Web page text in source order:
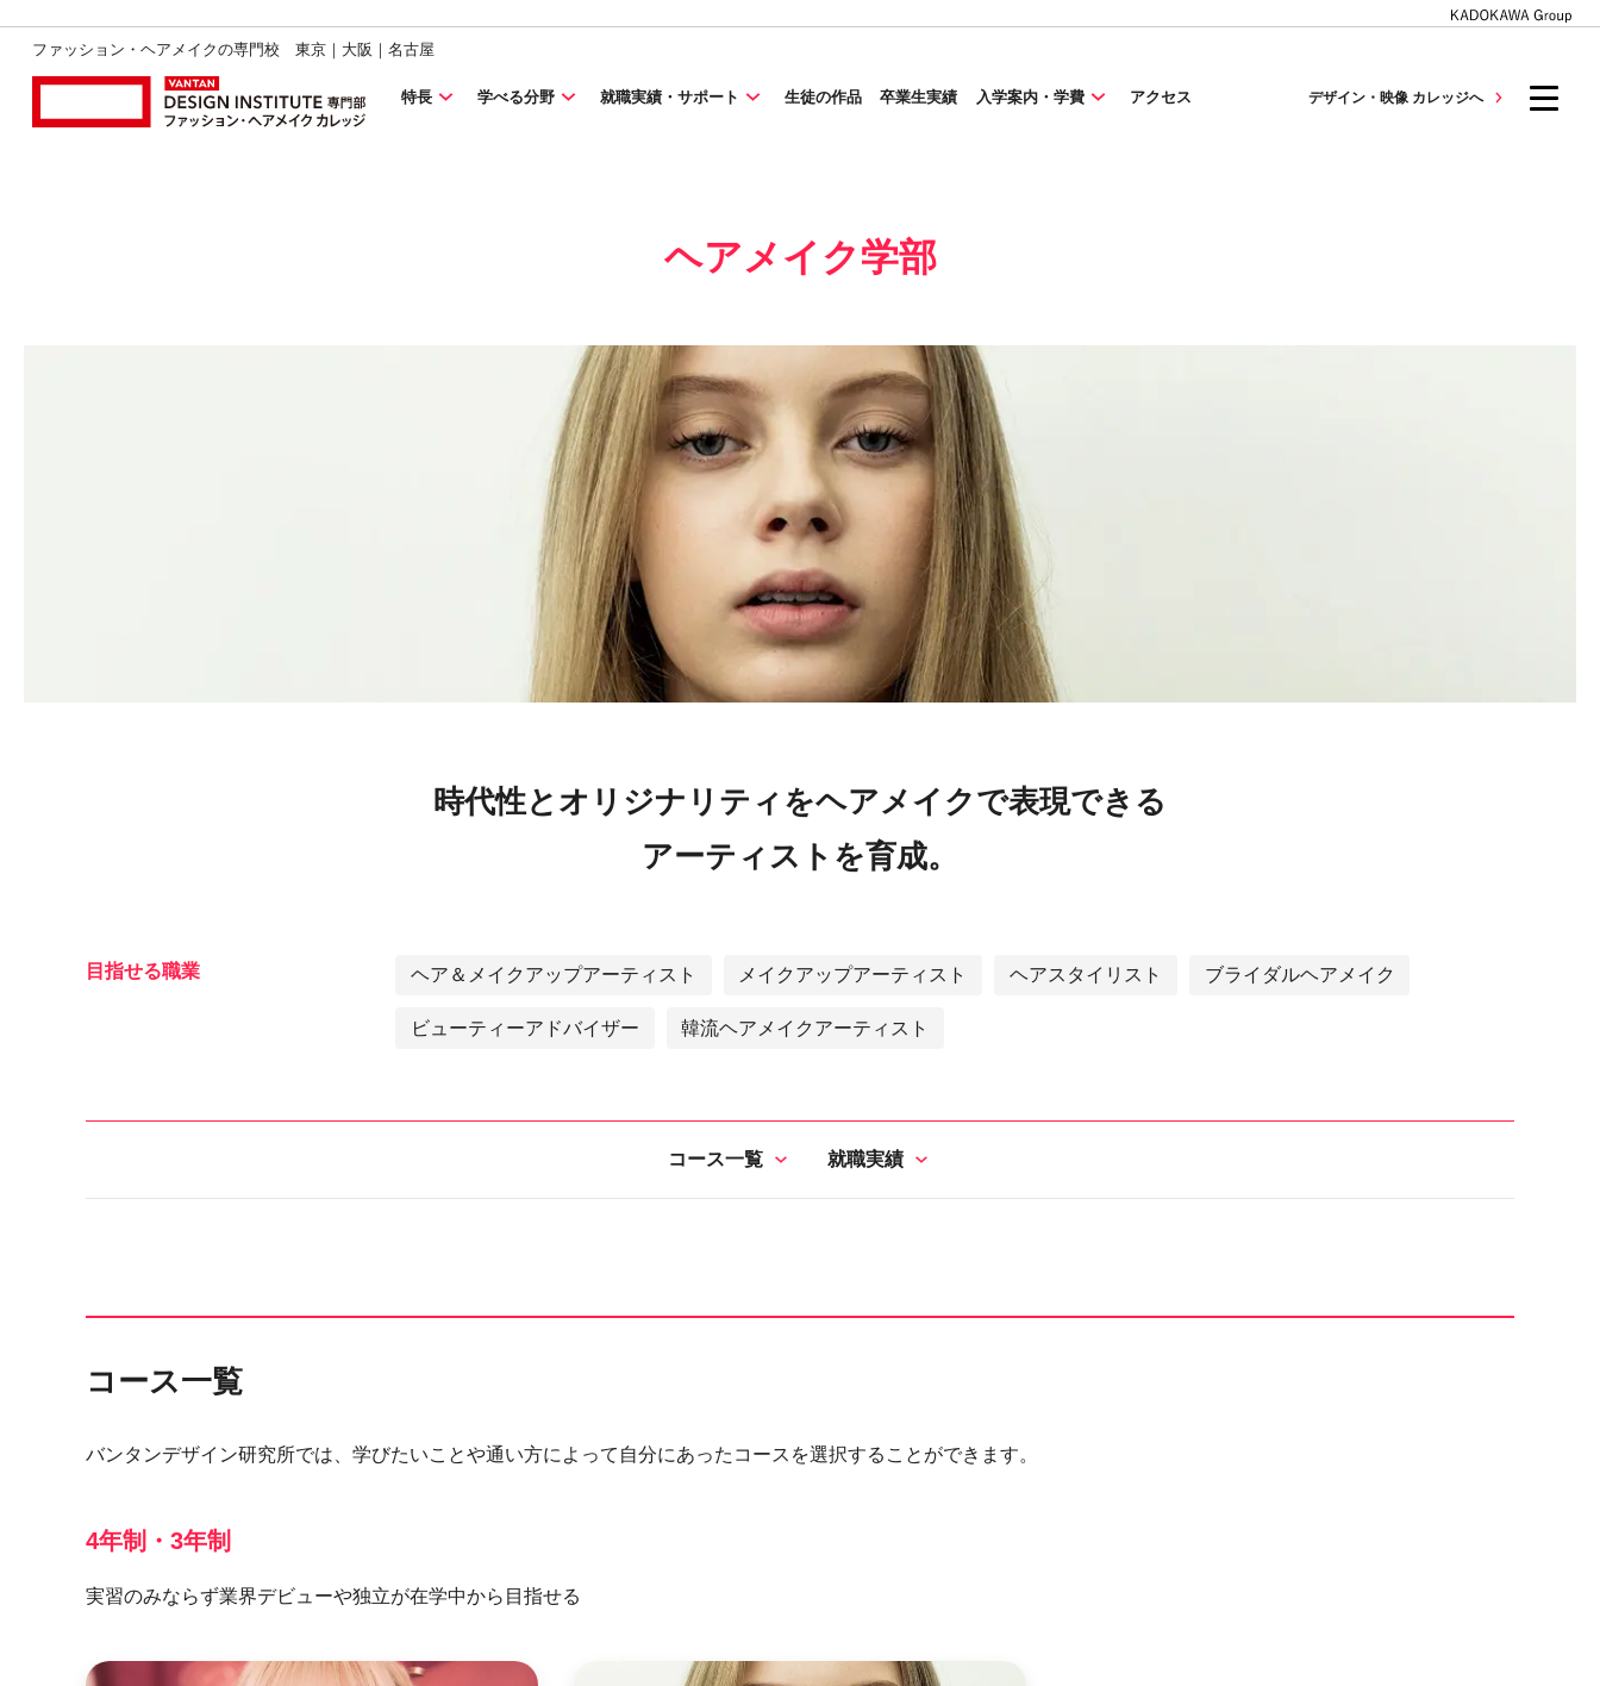
ファッション・ヘアメイクの専門校 東京｜大阪｜名古屋
特長 学べる分野 就職実績・サポート 生徒の作品 卒業生実績 入学案内・学費 アクセス デザイン・映像 カレッジへ
ヘアメイク学部
時代性とオリジナリティをヘアメイクで表現できる
アーティストを育成。
目指せる職業 ヘア＆メイクアップアーティスト メイクアップアーティスト ヘアスタイリスト ブライダルヘアメイク
ビューティーアドバイザー 韓流ヘアメイクアーティスト
コース一覧 就職実績
コース一覧
バンタンデザイン研究所では、学びたいことや通い方によって自分にあったコースを選択することができます。
4年制・3年制
実習のみならず業界デビューや独立が在学中から目指せる